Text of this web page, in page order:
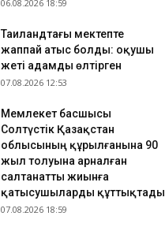
06.08.2026 18:59
Таиландтағы мектепте
жаппай атыс болды: оқушы
жеті адамды өлтірген
07.08.2026 12:53
Мемлекет басшысы
Солтүстік Қазақстан
облысының құрылғанына 90
жыл толуына арналған
салтанатты жиынға
қатысушыларды құттықтады
07.08.2026 18:59